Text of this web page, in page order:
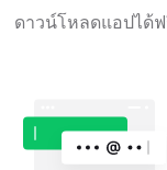
ดาวน์โหลดแอปได้